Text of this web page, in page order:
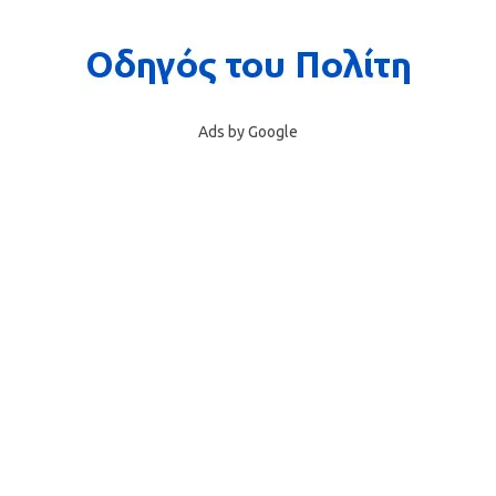
Ads by Google